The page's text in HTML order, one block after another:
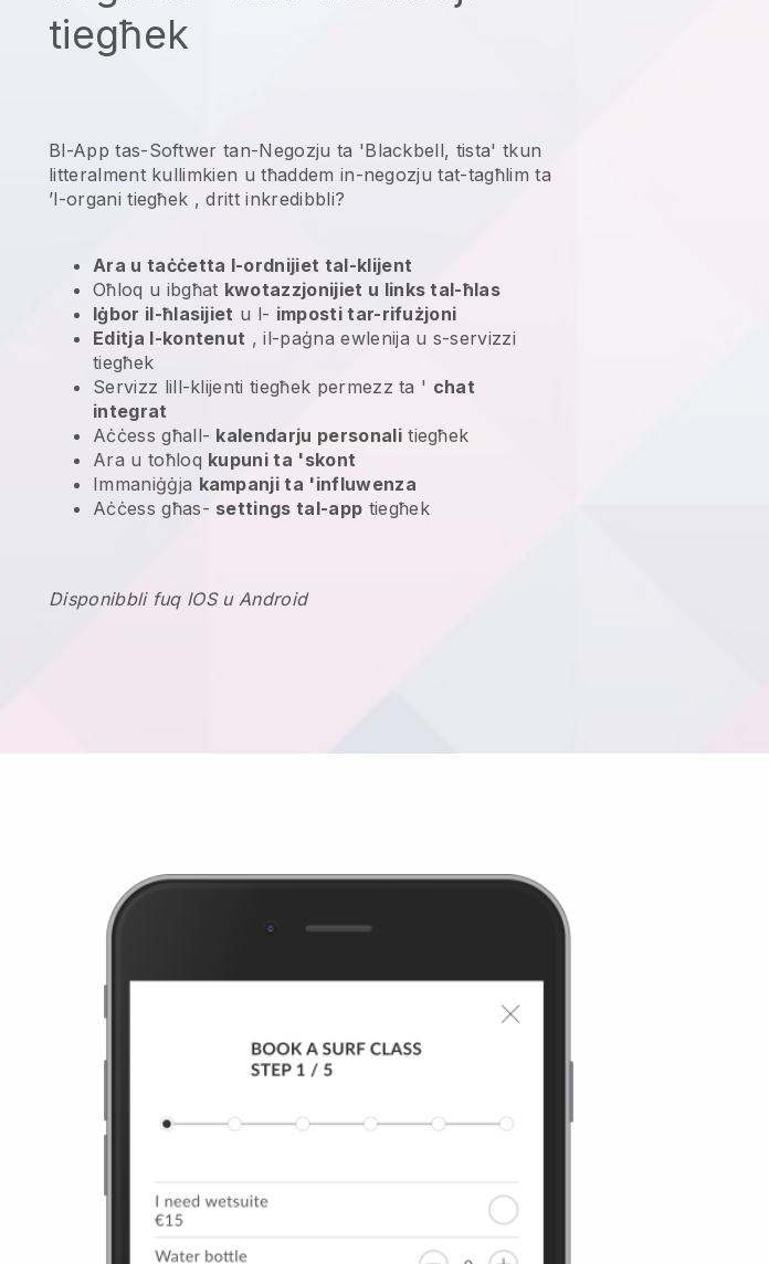
tiegħek
Bl-App tas-Softwer tan-Negozju ta 'Blackbell, tista' tkun
litteralment kullimkien utħaddem in-negozju tat-tagħlim ta
’l-organi tiegħek , dritt inkredibbli?
Ara u taċċetta l-ordnijiet tal-klijent
Oħloq u ibgħat kwotazzjonijiet u links tal-ħlas
Iġbor il-ħlasijiet u l- imposti tar-rifużjoni
Editja l-kontenut , il-paġna ewlenija u s-servizzi
tiegħek
Servizz lill-klijenti tiegħek permezz ta ' chat
integrat
Aċċess għall- kalendarju personalitiegħek
Ara u toħloq kupuni ta 'skont
Immaniġġja kampanji ta 'influwenza
Aċċess għas- settings tal-app tiegħek
Disponibbli fuq IOS u Android